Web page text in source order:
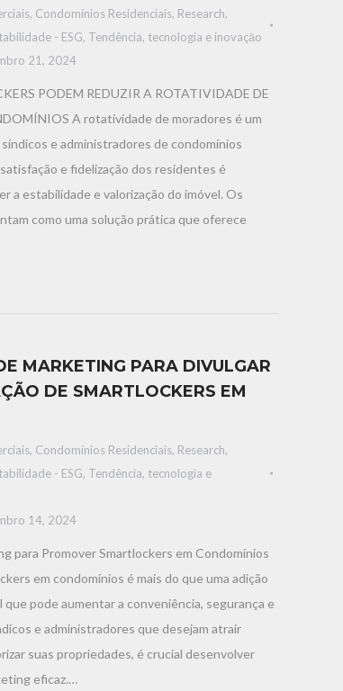
, Condomínios Residenciais, Research,
- ESG, Tendência, tecnologia e inovaçāo
21, 2024
PODEM REDUZIR A ROTATIVIDADE DE
A rotatividade de moradores é um
e administradores de condomínios
e fidelização dos residentes é
a estabilidade e valorização do imóvel. Os
como uma solução prática que oferece
MARKETING PARA DIVULGAR
DE SMARTLOCKERS EM
, Condomínios Residenciais, Research,
- ESG, Tendência, tecnologia e
14, 2024
para Promover Smartlockers em Condomínios
em condomínios é mais do que uma adição
pode aumentar a conveniência, segurança e
e administradores que desejam atrair
suas propriedades, é crucial desenvolver
eficaz.…